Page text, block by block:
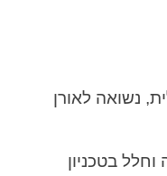
נשואה לאורן
וחלל בטכניון